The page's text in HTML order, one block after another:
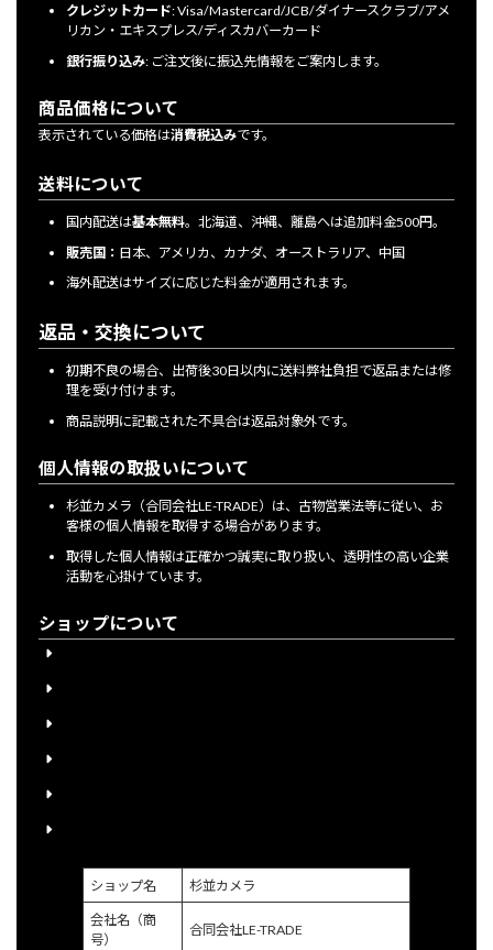
クレジットカード: Visa/Mastercard/JCB/ダイナースクラブ/アメ
リカン・エキスプレス/ディスカバーカード
銀行振り込み: ご注文後に振込先情報をご案内します。
商品価格について
表示されている価格は消費税込みです。
送料について
国内配送は基本無料。北海道、沖縄、離島へは追加料金500円。
販売国： 日本、アメリカ、カナダ、オーストラリア、中国
海外配送はサイズに応じた料金が適用されます。
返品・交換について
初期不良の場合、出荷後30日以内に送料弊社負担で返品または修
理を受け付けます。
商品説明に記載された不具合は返品対象外です。
個人情報の取扱いについて
杉並カメラ（合同会社LE-TRADE）は、古物営業法等に従い、お
客様の個人情報を取得する場合があります。
取得した個人情報は正確かつ誠実に取り扱い、透明性の高い企業
活動を心掛けています。
ショップについて
ショップ名 杉並カメラ
会社名（商
号）
合同会社LE-TRADE